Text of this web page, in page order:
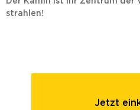
strahlen!
Jetzt